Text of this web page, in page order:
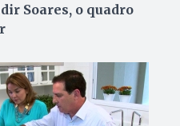
Soares, o quadro